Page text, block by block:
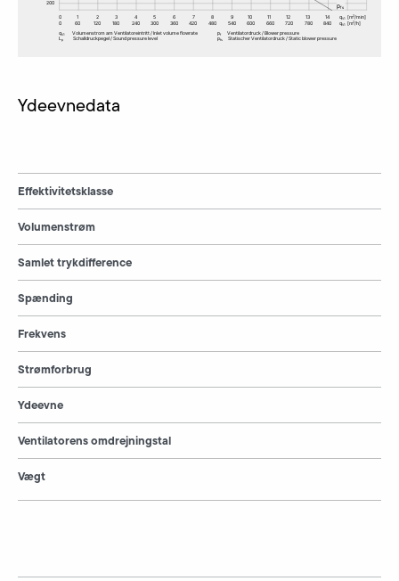
Ydeevnedata
Effektivitetsklasse
Volumenstrøm
Samlet trykdifference
Spænding
Frekvens
Strømforbrug
Ydeevne
Ventilatorens omdrejningstal
Vægt